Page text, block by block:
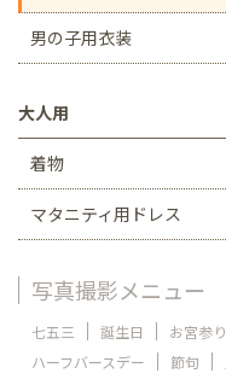
男の子用衣装
大人用
着物
マタニティ用ドレス
写真撮影メニュー
七五三 誕生日 お宮参り
ハーフバースデー
節句